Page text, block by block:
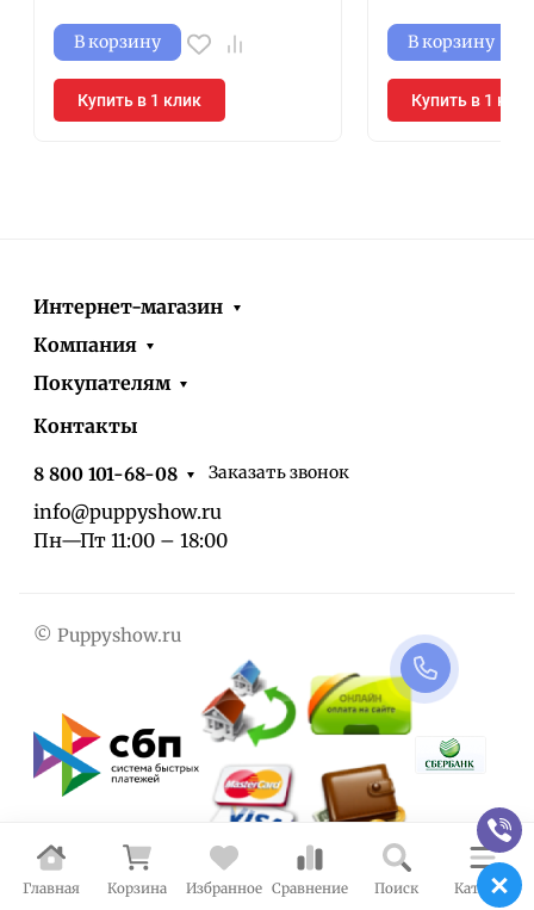
Главная Корзина Избранное Сравнение Поиск Каталог
В корзину
Купить в 1 клик
В корзину
Купить в 1 клик
Интернет-магазин
Компания
Покупателям
Контакты
8 800 101-68-08 Заказать звонок
info@puppyshow.ru
Пн—Пт 11:00 – 18:00
© Puppyshow.ru